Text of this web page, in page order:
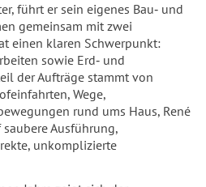
führt er sein eigenes Bau‑ und
gemeinsam mit zwei
einen klaren Schwerpunkt:
sowie Erd‑ und
der Aufträge stammt von
Wege,
rund ums Haus, René
Ausführung,
unkomplizierte